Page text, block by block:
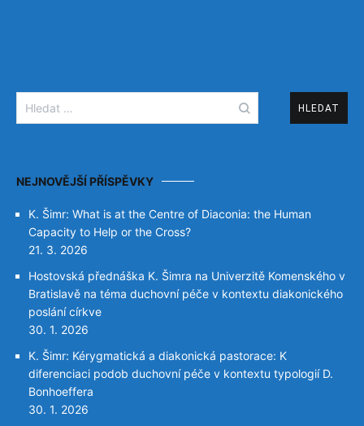
NEJNOVĚJŠÍ PŘÍSPĚVKY
K. Šimr: What is at the Centre of Diaconia: the Human
Capacity to Help or the Cross?
21. 3. 2026
Hostovská přednáška K. Šimra na Univerzitě Komenského v
Bratislavě na téma duchovní péče v kontextu diakonického
poslání církve
30. 1. 2026
K. Šimr: Kérygmatická a diakonická pastorace: K
diferenciaci podob duchovní péče v kontextu typologií D.
Bonhoeffera
30. 1. 2026